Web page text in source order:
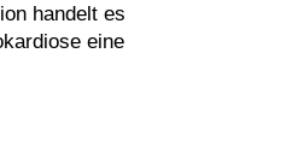
handelt es
eine